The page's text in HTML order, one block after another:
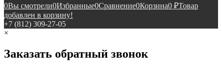
0Вы смотрели0Избранные0Сравнение0Корзина0 ₽Товар
добавлен в корзину!
+7 (812) 309-27-05
×
Заказать обратный звонок